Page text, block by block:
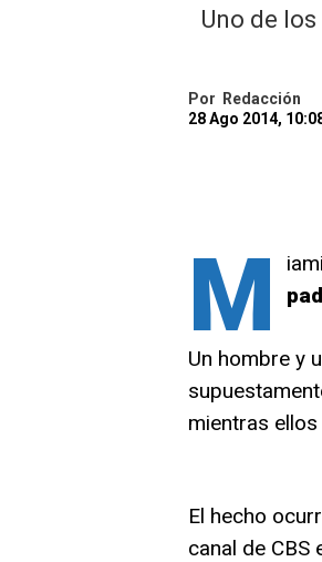
Uno de
Por
Redacción
28 Ago 2014,
M
Un hombre y
mientras
El hecho
canal de CBS